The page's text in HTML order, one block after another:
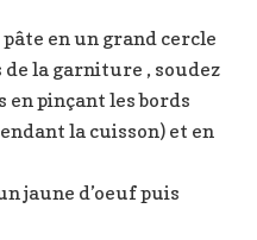
en un grand cercle
de la garniture , soudez
en pinçant les bords
la cuisson) et en
jaune d’oeuf puis